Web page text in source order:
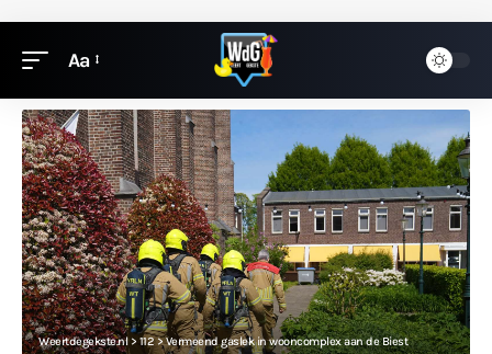
Aa
Weertdegekste.nl> 112>Vermeend gaslek in wooncomplex aan de Biest